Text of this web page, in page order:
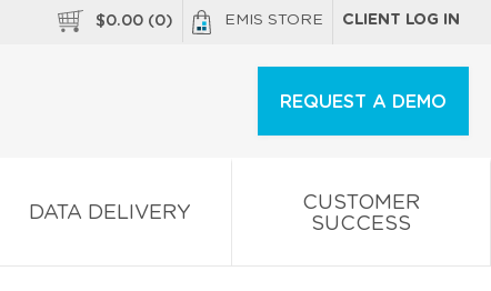
$0.00 (0) EMIS STORE CLIENT LOG IN
REQUEST A DEMO
DATA DELIVERY
CUSTOMER
SUCCESS